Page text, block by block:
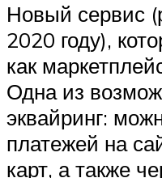
Новый сервис
2020 году),
как
Одна из
эквайринг:
платежей на
карт, а также